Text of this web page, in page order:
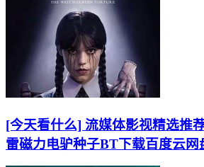
[今天看什么] 流媒体影视精选推
雷磁力电驴种子BT下载百度云网